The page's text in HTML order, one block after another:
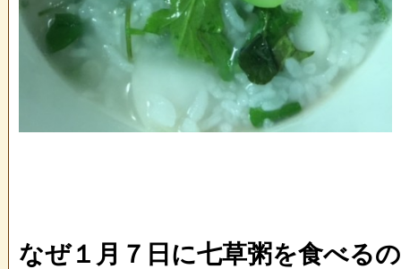
なぜ１月７日に七草粥を食べる